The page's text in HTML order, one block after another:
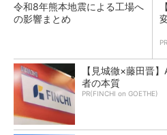
令和8年熊本地震による工場へ
の影響まとめ
【見城徹×藤田晋
者の本質
PR(FINCHI on GOETHE)